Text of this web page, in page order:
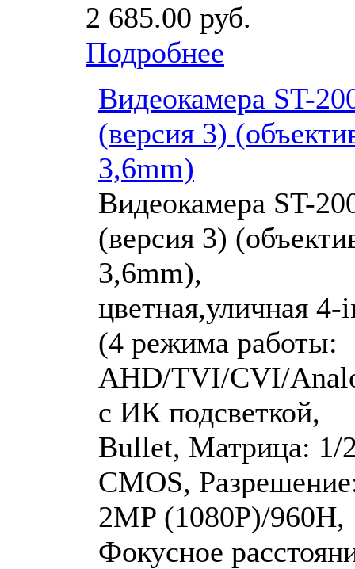
2 685.00 руб.
Подробнее
Видеокамера ST-
(версия 3)
3,6mm)
Видеокамера ST-
(версия 3)
3,6mm),
цветная,уличная 4-
(4 режима работы:
AHD/TVI/CVI/
с ИК подсветкой,
Bullet, Матрица: 1/
CMOS,
2MP (1080P)/960H,
Фокусное